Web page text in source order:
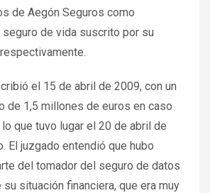
de Aegón Seguros como
de vida suscrito por su
el 15 de abril de 2009, con un
de 1,5 millones de euros en caso
que tuvo lugar el 20 de abril de
El juzgado entendió que hubo
del tomador del seguro de datos
situación financiera, que era muy